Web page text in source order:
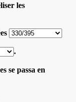
les
.
se passa en